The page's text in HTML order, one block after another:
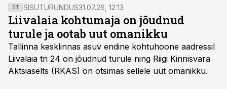
ST SISUTURUNDUS31.07.26, 12:13
Liivalaia kohtumaja on jõudnud
turule ja ootab uut omanikku
Tallinna kesklinnas asuv endine kohtuhoone aadressil
Liivalaia tn 24 on jõudnud turule ning Riigi Kinnisvara
Aktsiaselts (RKAS) on otsimas sellele uut omanikku.